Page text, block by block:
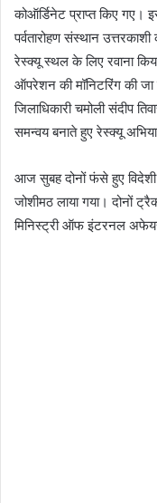
कोऑर्डिनेट प्राप्त किए
पर्वतारोहण संस्थान
रेस्क्यू स्थल के लिए रवाना
ऑपरेशन की मॉनिटरिंग की
जिलाधिकारी चमोली संदीप
समन्वय बनाते हुए रेस्क्यू
आज सुबह दोनों फंसे हुए
जोशीमठ लाया गया। दोनों
मिनिस्ट्री ऑफ इंटरनल